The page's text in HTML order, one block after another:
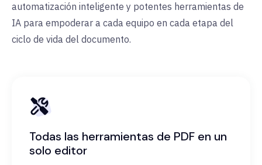
automatización inteligente y potentes herramientas de
IA para empoderar a cada equipo en cada etapa del
ciclo de vida del documento.
Todas las herramientas de PDF en un
solo editor